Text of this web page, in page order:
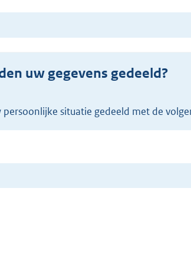
uw gegevens gedeeld?
persoonlijke situatie gedeeld met de